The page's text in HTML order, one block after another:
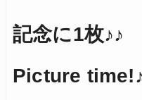
記念に1枚♪♪
Picture